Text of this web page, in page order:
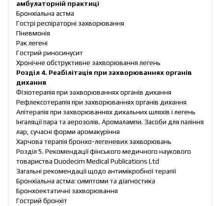
амбулаторній практиці
Бронхіальна астма
Гострі респіраторні захворювання
Пневмонія
Рак легені
Гострий риносинусит
Хронічне обструктивне захворювання легень
Розділ 4. Реабілітація при захворюваннях органів
дихання
Фізіотерапія при захворюваннях органів дихання
Рефлексотерапія при захворюваннях органів дихання
Апітерапія при захворюваннях дихальних шляхів і легень
Інгаляції пара та аерозолів. Аромалампи. Засоби для паління
лар, сучасні форми аромакуріння
Харчова терапія бронхо-легеневих захворювань
Розділ 5. Рекомендації фінського медичного наукового
товариства Duodecim Medical Publications Ltd
Загальні рекомендації щодо антимікробної терапії
Бронхіальна астма: симптоми та діагностика
Бронхоектатичні захворювання
Гострий бронхіт